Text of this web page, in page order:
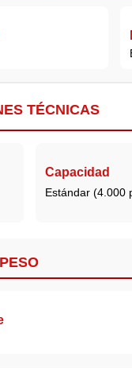
TÉCNICAS
Capacidad
Estándar (4.000